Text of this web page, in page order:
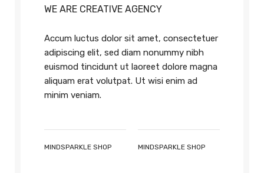
WE ARE CREATIVE AGENCY
Accum luctus dolor sit amet, consectetuer
adipiscing elit, sed diam nonummy nibh
euismod tincidunt ut laoreet dolore magna
aliquam erat volutpat. Ut wisi enim ad
minim veniam.
MINDSPARKLE SHOP MINDSPARKLE SHOP